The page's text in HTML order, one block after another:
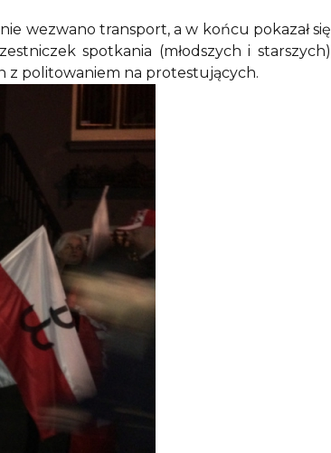
wezwano transport, a w końcu pokazał się
spotkania (młodszych i starszych)
z politowaniem na protestujących.